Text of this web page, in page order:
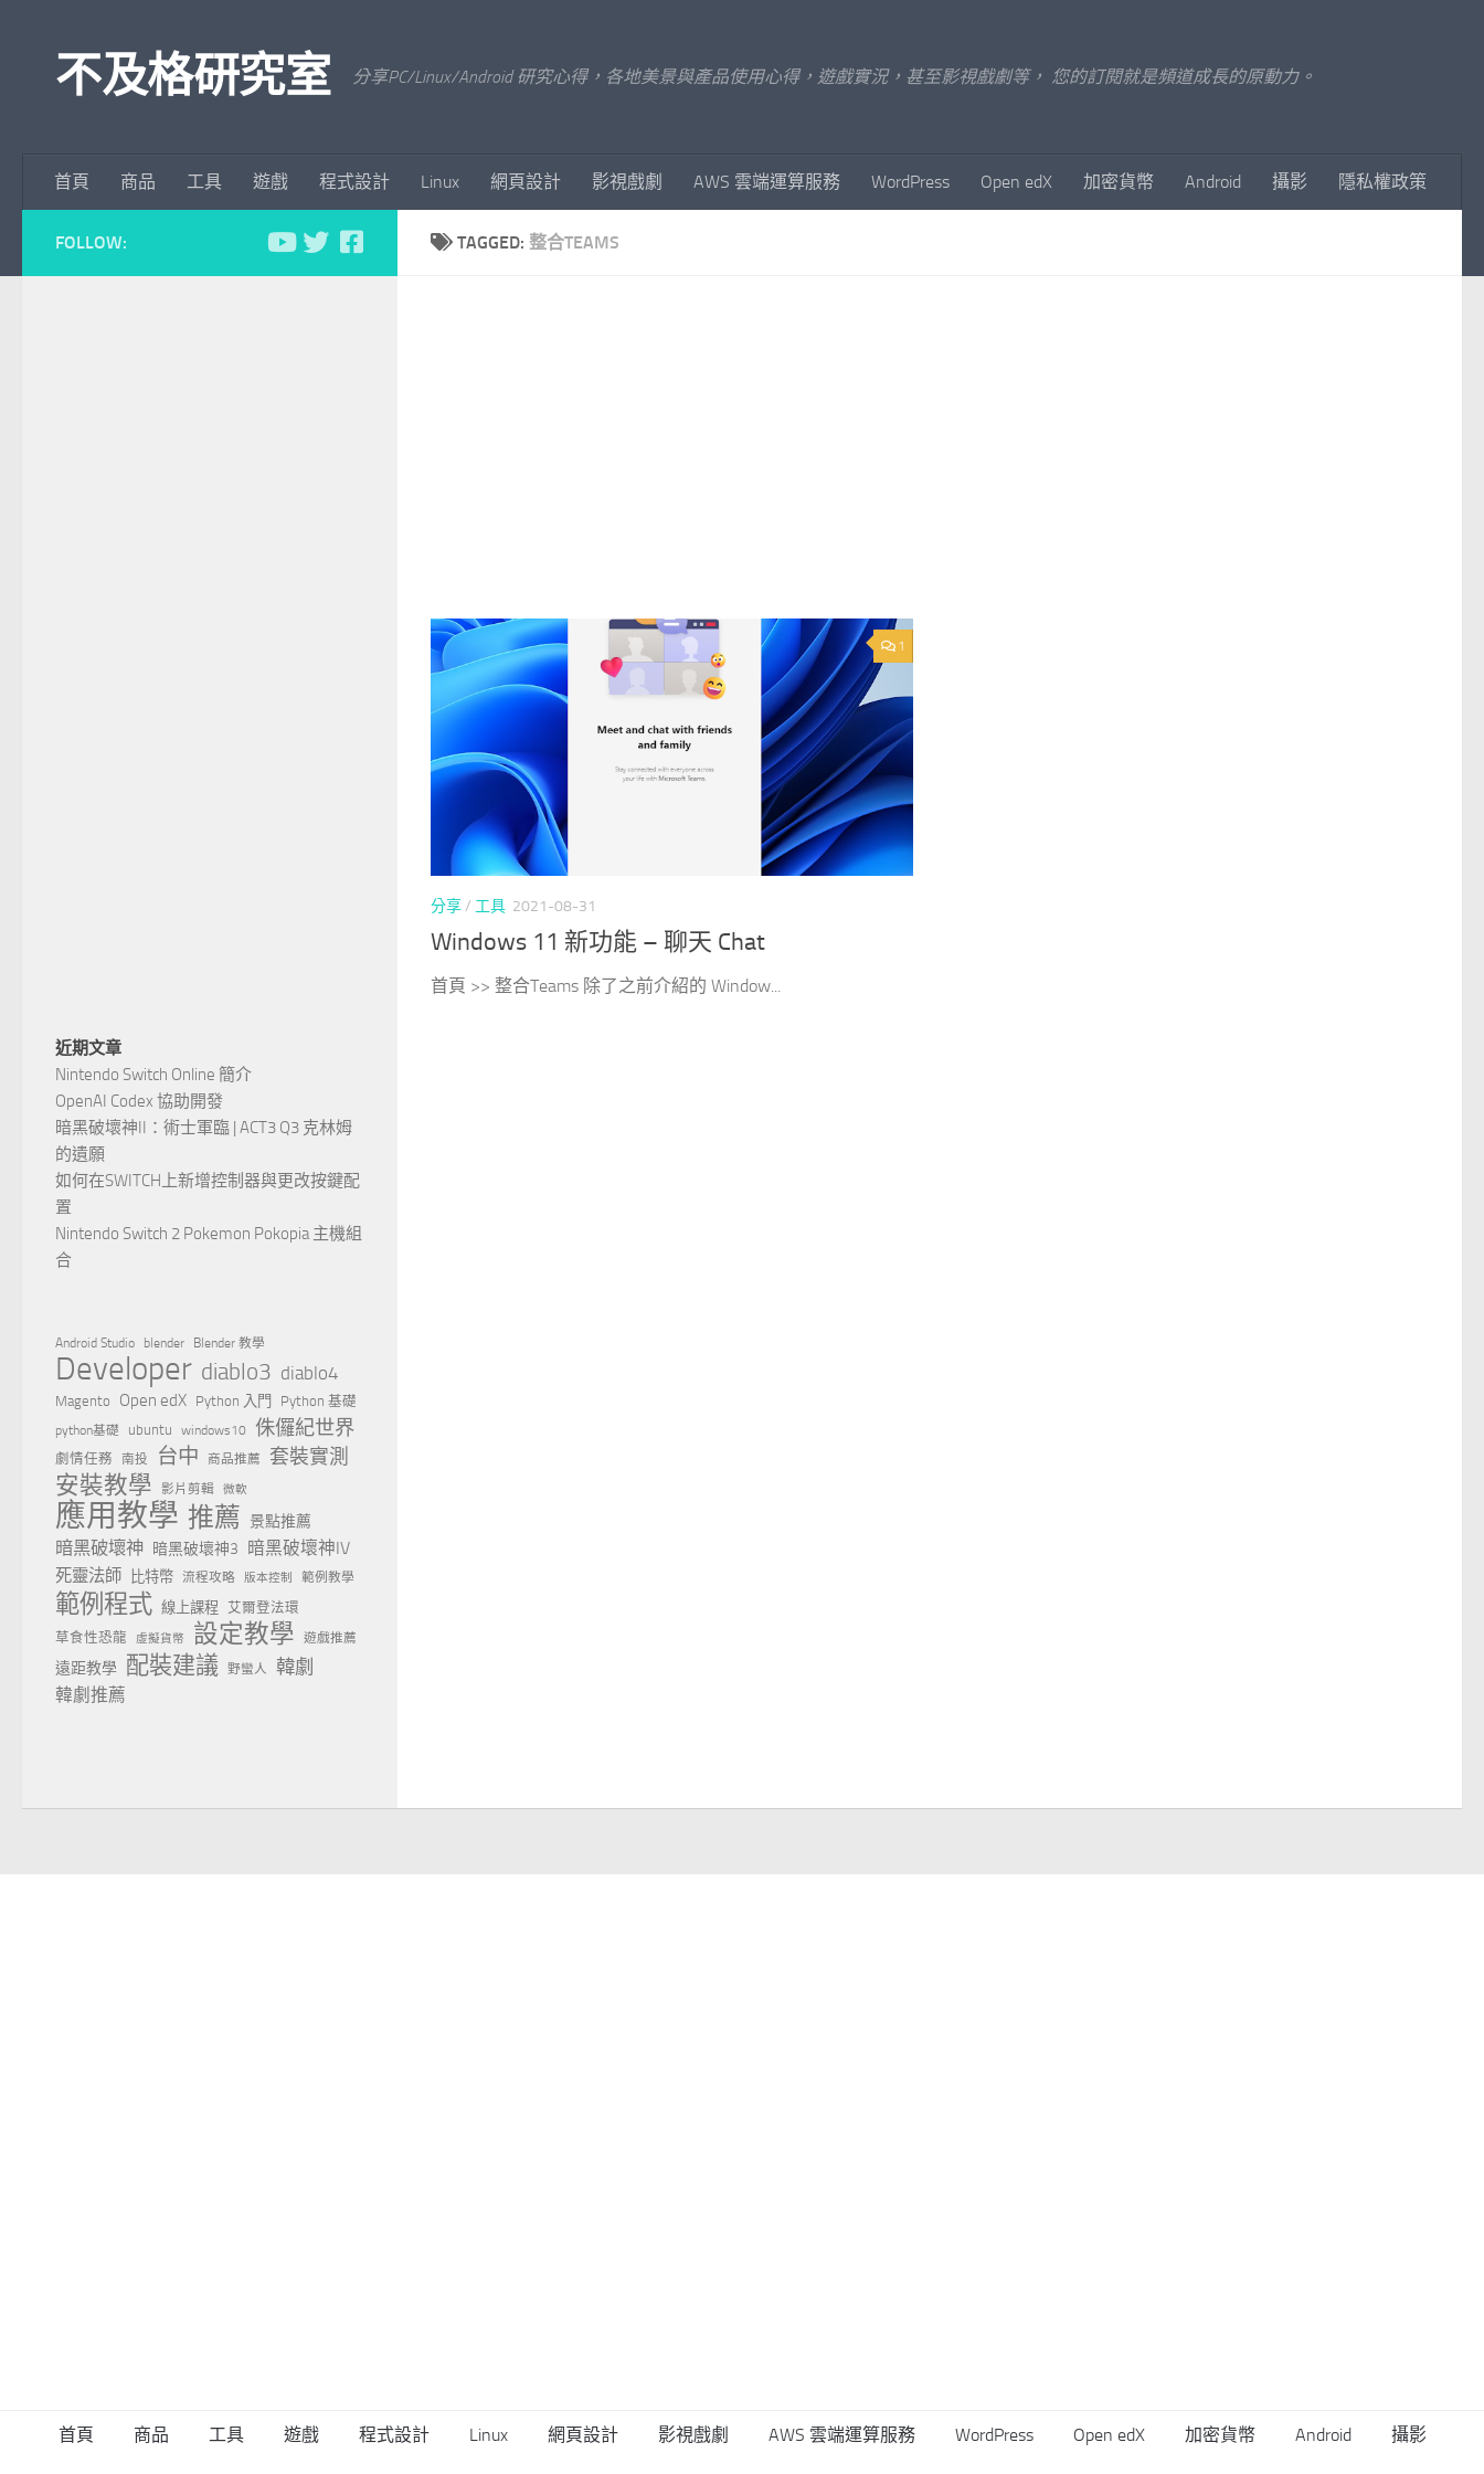
不及格研究室 分享PC/Linux/Android 研究心得，各地美景與產品使用心得，遊戲實況，甚至影視戲劇等， 您的訂閱就是頻道成長的原動力。
首頁 商品 工具 遊戲 程式設計 Linux 網頁設計 影視戲劇 AWS 雲端運算服務 WordPress Open edX 加密貨幣 Android 攝影 隱私權政策
TAGGED: 整合TEAMS
1
分享/ 工具 2021-08-31
Windows 11 新功能 – 聊天 Chat
首頁 >> 整合Teams 除了之前介紹的 Window...
FOLLOW:
近期文章
Nintendo Switch Online 簡介
OpenAI Codex 協助開發
暗黑破壞神II：術士軍臨 | ACT3 Q3 克林姆
的遺願
如何在SWITCH上新增控制器與更改按鍵配
置
Nintendo Switch 2 Pokemon Pokopia 主機組
合
Android Studio blender Blender 教學
Developer diablo3 diablo4
Magento Open edX Python 入門 Python 基礎
python基礎 ubuntu windows10 侏儸紀世界
劇情任務 南投 台中 商品推薦 套裝實測
安裝教學 影片剪輯 微軟
應用教學 推薦 景點推薦
暗黑破壞神 暗黑破壞神3 暗黑破壞神IV
死靈法師 比特幣 流程攻略 版本控制 範例教學
範例程式 線上課程
艾爾登法環
草食性恐龍
虛擬貨幣 設定教學 遊戲推薦
遠距教學 配裝建議 野蠻人 韓劇
韓劇推薦
首頁 商品 工具 遊戲 程式設計 Linux 網頁設計 影視戲劇 AWS 雲端運算服務 WordPress Open edX 加密貨幣 Android 攝影